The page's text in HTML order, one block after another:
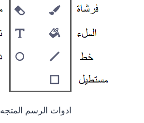
ادوات الرسم المتجه